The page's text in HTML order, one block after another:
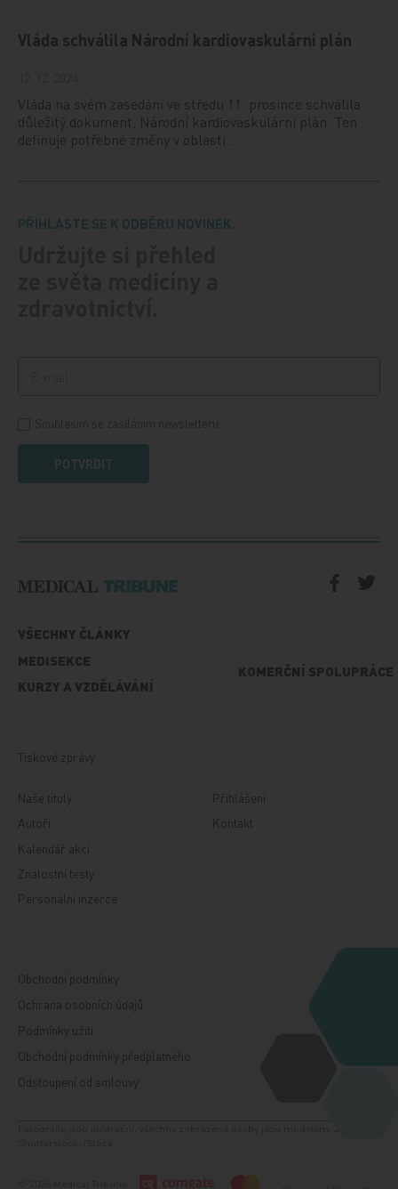
Vláda schválila Národní kardiovaskulární plán
Vláda na svém zasedání ve středu 11. prosince schválila
důležitý dokument, Národní kardiovaskulární plán. Ten
definuje potřebné změny v oblasti…
PŘIHLASTE SE K ODBĚRU NOVINEK.
POTVRDIT
VŠECHNY ČLÁNKY
MEDISEKCE
KURZY A VZDĚLÁVÁNÍ
KOMERČNÍ SPOLUPRÁCE
Tiskové zprávy
Naše tituly
Autoři
Kalendář akcí
Znalostní testy
Personální inzerce
Přihlášení
Kontakt
Obchodní podmínky
Ochrana osobních údajů
Podmínky užití
Obchodní podmínky předplatného
Odstoupení od smlouvy